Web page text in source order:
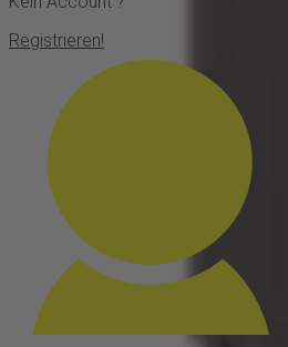
Registrieren!